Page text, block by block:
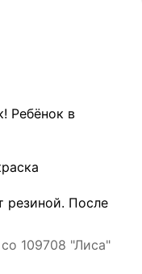
Ребёнок в
резиной. После
109708 "Лиса"